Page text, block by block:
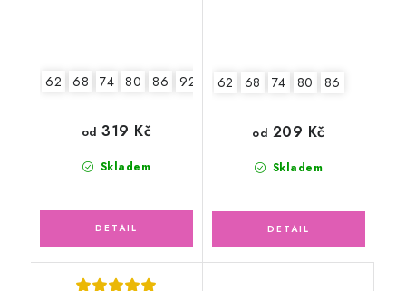
62 68 74 80 86 92
Skladem
od 319 Kč
62 68 74 80 86
Skladem
od 209 Kč